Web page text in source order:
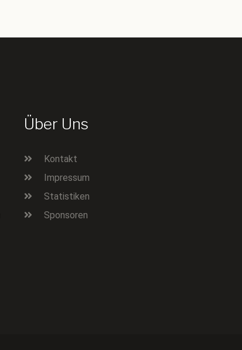
Über Uns
Kontakt
Impressum
Statistiken
Sponsoren